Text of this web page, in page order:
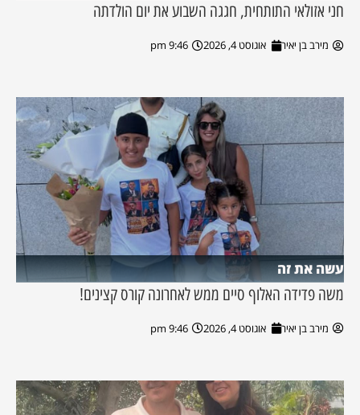
חני אזולאי התותחית, חגגה השבוע את יום הולדתה
מירב בן יאיר אוגוסט 4, 2026 9:46 pm
עשה את זה
משה פדידה האלוף סיים ממש לאחרונה קורס קצינים!
מירב בן יאיר אוגוסט 4, 2026 9:46 pm